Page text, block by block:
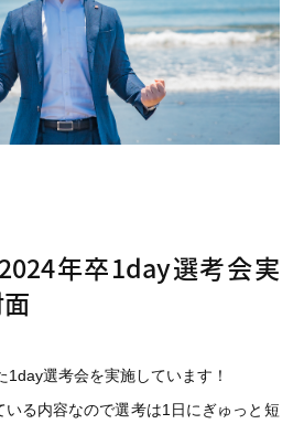
年卒1day選考会実
1day選考会を実施しています ！
る内容なので選考は1日にぎゅっと短